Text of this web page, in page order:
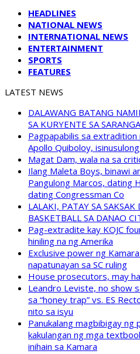
HEADLINES
NATIONAL NEWS
INTERNATIONAL NEWS
ENTERTAINMENT
SPORTS
FEATURES
LATEST NEWS
DALAWANG BATANG
SA KURYENTE SA
Pagpapabilis sa
Apollo Quiboloy,
Magat Dam, wala na sa
Ilang Maleta Boys, binawi
Pangulong Marcos, dating
dating Congressman Co
LALAKI, PATAY SA
BASKETBALL SA DANAO
Pag-extradite kay KOJC
hiniling na ng Amerika
Exclusive power ng
napatunayan sa SC ruling
House prosecutors, may
Leandro Leviste, no show
sa “honey trap” vs. ES
nito sa isyu
Panukalang magbibigay ng
kakulangan ng mga
inihain sa Kamara